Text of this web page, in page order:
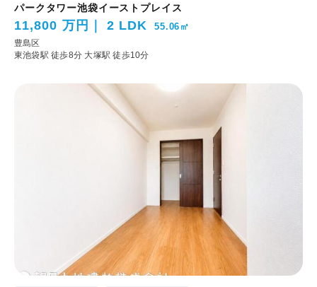
パークタワー池袋イーストプレイス
11,800 万円 2 LDK 55.06㎡
豊島区
東池袋駅 徒歩8分 大塚駅 徒歩10分